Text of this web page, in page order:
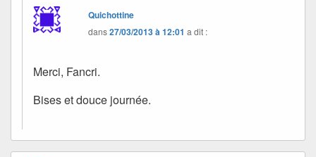
Quichottine
dans27/03/2013 à 12:01 a dit :
Merci, Fancri.
Bises et douce journée.